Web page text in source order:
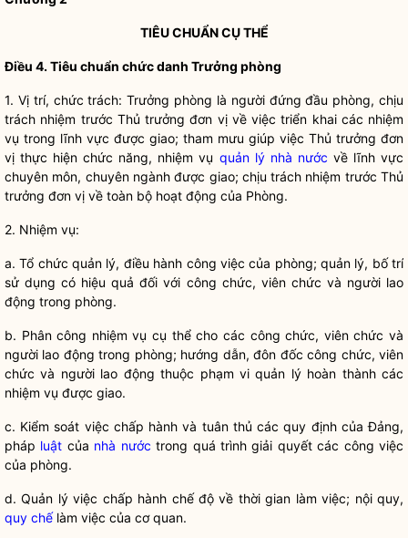
TIÊU CHUẨN CỤ THỂ
Điều 4. Tiêu chuẩn chức danh Trưởng phòng
1. Vị trí, chức trách: Trưởng phòng là người đứng đầu phòng, chịu
trách nhiệm trước Thủ trưởng đơn vị về việc triển khai các nhiệm
vụ trong lĩnh vực được giao; tham mưu giúp việc Thủ trưởng đơn
vị thực hiện chức năng, nhiệm vụ quản lý nhà nước về lĩnh vực
chuyên môn, chuyên ngành được giao; chịu trách nhiệm trước Thủ
trưởng đơn vị về toàn bộ hoạt động của Phòng.
2. Nhiệm vụ:
a. Tổ chức quản lý, điều hành công việc của phòng; quản lý, bố trí
sử dụng có hiệu quả đối với công chức, viên chức và người lao
động trong phòng.
b. Phân công nhiệm vụ cụ thể cho các công chức, viên chức và
người lao động trong phòng; hướng dẫn, đôn đốc công chức, viên
chức và người lao động thuộc phạm vi quản lý hoàn thành các
nhiệm vụ được giao.
c. Kiểm soát việc chấp hành và tuân thủ các quy định của Đảng,
pháp luật của nhà nước trong quá trình giải quyết các công việc
của phòng.
d. Quản lý việc chấp hành chế độ về thời gian làm việc; nội quy,
quy chếlàm việc của cơ quan.